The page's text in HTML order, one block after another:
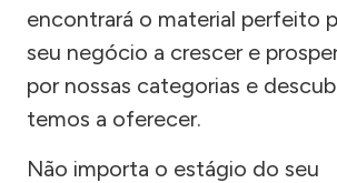
encontrará o material perfeito
seu negócio a crescer e
por nossas categorias e
temos a oferecer.
Não importa o estágio do seu